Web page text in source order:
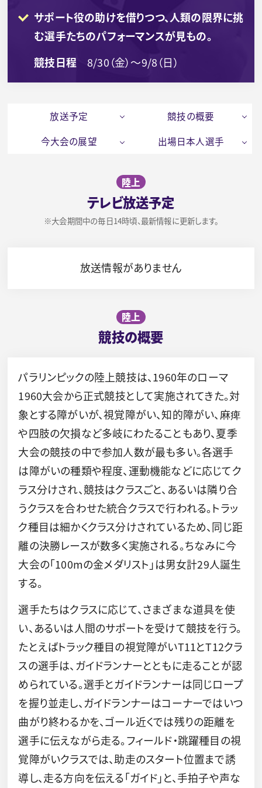
サポート役の助けを借りつつ、人類の限界に挑
む選手たちのパフォーマンスが見もの。
競技日程
8/30（金）～9/8（日）
放送予定
競技の概要
今大会の展望
出場日本人選手
陸上
テレビ放送予定
※大会期間中の毎日14時頃、最新情報に更新します。
放送情報がありません
陸上
競技の概要
パラリンピックの陸上競技は、1960年のローマ
1960大会から正式競技として実施されてきた。対
象とする障がいが、視覚障がい、知的障がい、麻痺
や四肢の欠損など多岐にわたることもあり、夏季
大会の競技の中で参加人数が最も多い。各選手
は障がいの種類や程度、運動機能などに応じてク
ラス分けされ、競技はクラスごと、あるいは隣り合
うクラスを合わせた統合クラスで行われる。トラッ
ク種目は細かくクラス分けされているため、同じ距
離の決勝レースが数多く実施される。ちなみに今
大会の「100mの金メダリスト」は男女計29人誕生
する。
選手たちはクラスに応じて、さまざまな道具を使
い、あるいは人間のサポートを受けて競技を行う。
たとえばトラック種目の視覚障がいT11とT12クラ
スの選手は、ガイドランナーとともに走ることが認
められている。選手とガイドランナーは同じロープ
を握り並走し、ガイドランナーはコーナーではいつ
曲がり終わるかを、ゴール近くでは残りの距離を
選手に伝えながら走る。フィールド・跳躍種目の視
覚障がいクラスでは、助走のスタート位置まで誘
導し、走る方向を伝える「ガイド」と、手拍子や声な